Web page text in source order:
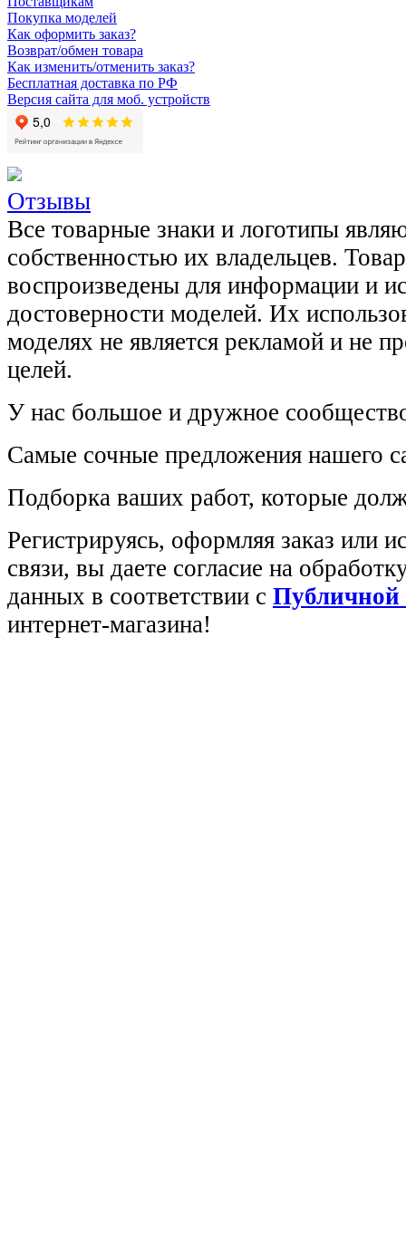
Покупка моделей
Как оформить заказ?
Возврат/обмен товара
Как изменить/отменить заказ?
Бесплатная доставка по РФ
Версия сайта для моб. устройств
Отзывы
Все товарные знаки и логотипы
собственностью их владельцев.
воспроизведены для информации и
достоверности моделей. Их
моделях не является рекламой и не
целей.
У нас большое и дружное
Самые сочные предложения нашего
Подборка ваших работ, которые
Регистрируясь, оформляя заказ или
связи, вы даете согласие на
данных в соответствии с Публичной
интернет-магазина!